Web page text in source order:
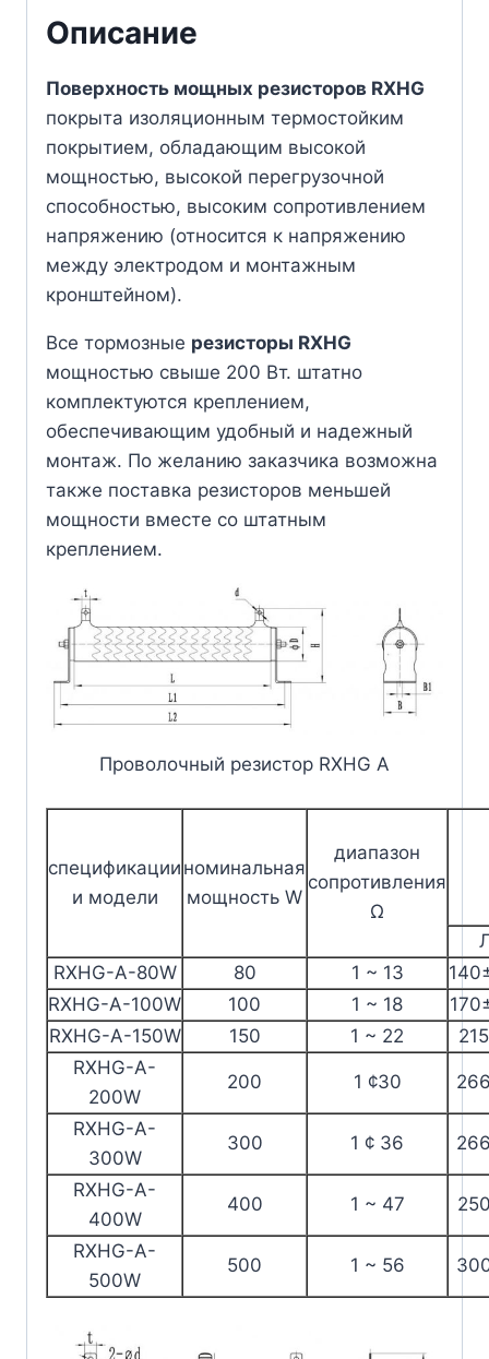
Описание
Поверхность мощных резисторов RXHG
покрыта изоляционным термостойким
покрытием, обладающим высокой
мощностью, высокой перегрузочной
способностью, высоким сопротивлением
напряжению (относится к напряжению
между электродом и монтажным
кронштейном).
Все тормозные резисторы RXHG
мощностью свыше 200 Вт. штатно
комплектуются креплением,
обеспечивающим удобный и надежный
монтаж. По желанию заказчика возможна
также поставка резисторов меньшей
мощности вместе со штатным
креплением.
Проволочный резистор RXHG A
спецификации
и модели
номинальная
мощность W
диапазон
сопротивления
Ω
RXHG-A-80W
80 1 ~ 13
RXHG-A-100W
100 1 ~ 18
RXHG-A-150W
150 1 ~ 22
RXHG-A-
200W
200 1 ¢30
RXHG-A-
300W
300 1 ¢ 36
RXHG-A-
400W
400 1 ~ 47
RXHG-A-
500W
500 1 ~ 56